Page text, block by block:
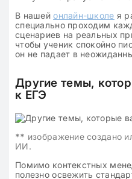
В нашейонлайн-школе я
специально проходим
сценариев на реальных
чтобы ученик спокойно
он не падает в
Другие темы,
к ЕГЭ
** изображение создано
ИИ.
Помимо контекстных
полезно освежить